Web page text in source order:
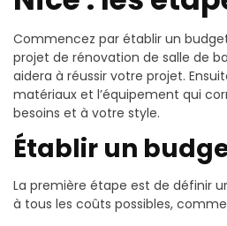
Commencez par établir un
projet de rénovation de salle de
aidera à réussir votre projet.
matériaux et l’équipement qui
besoins et à votre style.
Établir un
La première étape est de définir
à tous les coûts possibles,